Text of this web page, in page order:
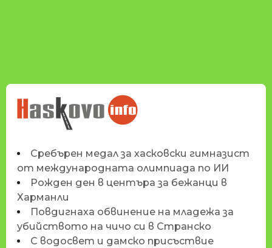
НОВИНИТЕ НА
HASKOVO.INFO
Сребърен медал за хасковски гимназист
от международната олимпиада по ИИ
Рожден ден в центъра за бежанци в
Харманли
Повдигнаха обвинение на младежа за
убийството на чичо си в Странско
С водосвет и дамско присъствие